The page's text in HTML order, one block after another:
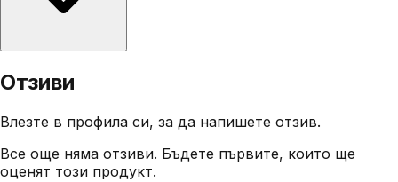
Отзиви
Влезте в профила си, за да напишете отзив.
Все още няма отзиви. Бъдете първите, които ще
оценят този продукт.